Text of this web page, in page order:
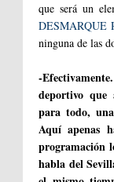
que será un
DESMARQUE
ninguna de las
-
deportivo que
para todo,
Aquí apenas
programación
habla del